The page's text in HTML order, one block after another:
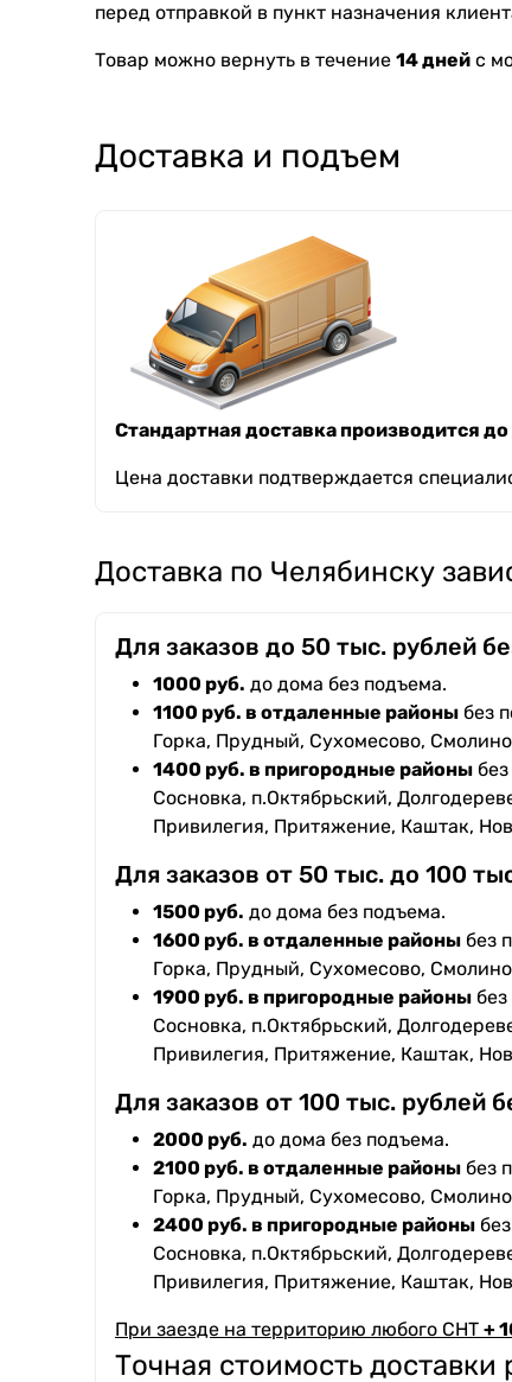
перед отправкой в пункт назначения
Товар можно вернуть в течение 14 дней с
Доставка и подъем
Стандартная доставка производится
Цена доставки подтверждается
Доставка по Челябинску
Для заказов до 50 тыс. рублей
1000 руб. до дома без подъема.
1100 руб. в отдаленные районы без
Горка, Прудный, Сухомесово,
1400 руб. в пригородные районы
Сосновка, п.Октябрьский,
Привилегия, Притяжение, Каштак,
Для заказов от 50 тыс. до 100
1500 руб. до дома без подъема.
1600 руб. в отдаленные районы без
Горка, Прудный, Сухомесово,
1900 руб. в пригородные районы
Сосновка, п.Октябрьский,
Привилегия, Притяжение, Каштак,
Для заказов от 100 тыс. рублей
2000 руб. до дома без подъема.
2100 руб. в отдаленные районы без
Горка, Прудный, Сухомесово,
2400 руб. в пригородные районы
Сосновка, п.Октябрьский,
Привилегия, Притяжение, Каштак,
При заезде на территорию любого СНТ +
Точная стоимость